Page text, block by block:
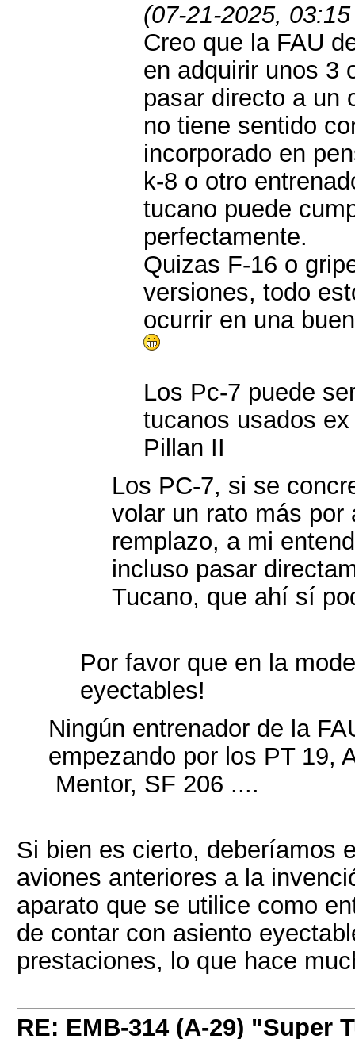
(07-21-2025,
Creo que la FAU
en adquirir unos 3
pasar directo a un
no tiene sentido
incorporado en
k-8 o otro
tucano puede
perfectamente.
Quizas F-16 o
versiones, todo
ocurrir en una
Los Pc-7 puede
tucanos usados
Pillan II
Los PC-7, si se
volar un rato más
remplazo, a mi
incluso pasar
Tucano, que ahí sí
Por favor que en la
eyectables!
Ningún entrenador de la
empezando por los PT 19,
Mentor, SF 206 ....
Si bien es cierto, deberíamos
aviones anteriores a la
aparato que se utilice como
de contar con asiento
prestaciones, lo que hace
RE: EMB-314 (A-29) "Super